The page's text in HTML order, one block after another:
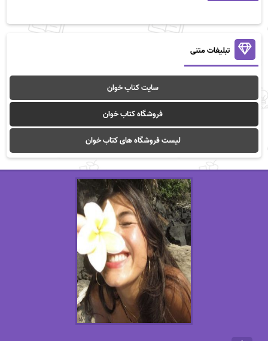
تبلیغات متنی
سایت کتاب خوان
فروشگاه کتاب خوان
لیست فروشگاه های کتاب خوان